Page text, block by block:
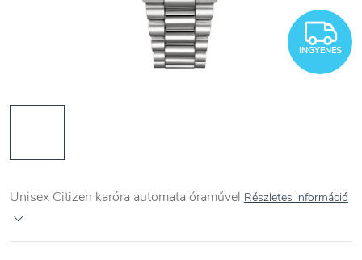
INGYENES
Unisex Citizen karóra automata óraművel Részletes információ